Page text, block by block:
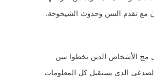
مع تقدم السن وحدوث الشيخوخة.
مخ الأشخاص الذين تخطوا سن
الذى يستقبل كل المعلومات